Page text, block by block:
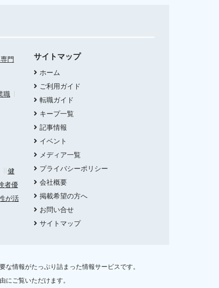
門
職
健
者優
が活
サイトマップ
ホーム
ご利用ガイド
転職ガイド
キープ一覧
記事情報
イベント
メディア一覧
プライバシーポリシー
会社概要
掲載希望の方へ
お問い合せ
サイトマップ
情報がたっぷり詰まった情報サービスです。
にご覧いただけます。